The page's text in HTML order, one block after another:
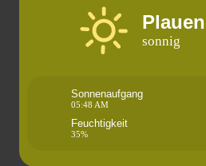
Plauen
sonnig
Sonnenaufgang
05:48 AM
Feuchtigkeit
35%